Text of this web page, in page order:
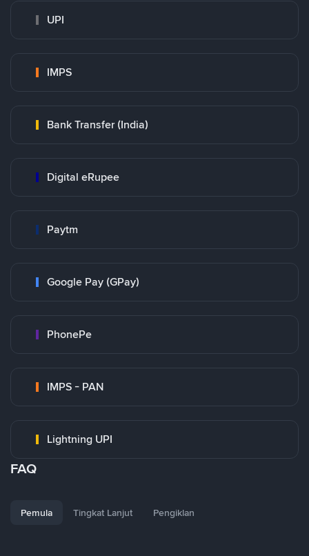
UPI
IMPS
Bank Transfer (India)
Digital eRupee
Paytm
Google Pay (GPay)
PhonePe
IMPS - PAN
Lightning UPI
FAQ
Pemula Tingkat Lanjut Pengiklan